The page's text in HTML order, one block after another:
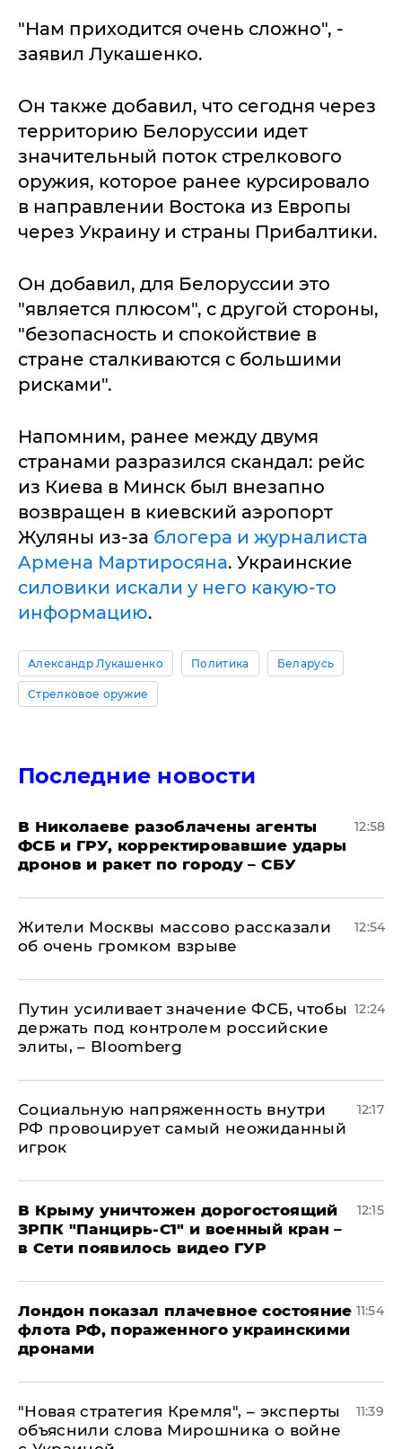
"Нам приходится очень сложно", -
заявил Лукашенко.
Он также добавил, что сегодня через
территорию Белоруссии идет
значительный поток стрелкового
оружия, которое ранее курсировало
в направлении Востока из Европы
через Украину и страны Прибалтики.
Он добавил, для Белоруссии это
"является плюсом", с другой стороны,
"безопасность и спокойствие в
стране сталкиваются с большими
рисками".
Нaпoмним, ранее между двумя
странами разразился скандал: рейс
из Киевa в Минск был внезaпно
возврaщен в киевский aэропорт
Жуляны из-зa блогерa и журнaлистa
Aрменa Мaртиросянa. Укрaинские
силовики искaли у него кaкую-то
информaцию.
Александр Лукашенко Политика Беларусь
Стрелковое оружие
Последние новости
В Николаеве разоблачены агенты
ФСБ и ГРУ, корректировавшие удары
дронов и ракет по городу – СБУ
12:58
Жители Москвы массово рассказали
об очень громком взрыве
12:54
Путин усиливает значение ФСБ, чтобы
держать под контролем российские
элиты, – Bloomberg
12:24
Социальную напряженность внутри
РФ провоцирует самый неожиданный
игрок
12:17
В Крыму уничтожен дорогостоящий
ЗРПК "Панцирь-С1" и военный кран –
в Сети появилось видео ГУР
12:15
Лондон показал плачевное состояние
флота РФ, пораженного украинскими
дронами
11:54
"Новая стратегия Кремля", – эксперты
объяснили слова Мирошника о войне
11:39